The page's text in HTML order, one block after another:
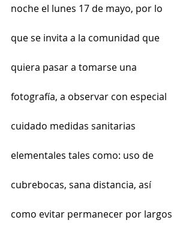
noche el lunes 17 de mayo, por lo
que se invita a la comunidad que
quiera pasar a tomarse una
fotografía, a observar con especial
cuidado medidas sanitarias
elementales tales como: uso de
cubrebocas, sana distancia, así
como evitar permanecer por largos